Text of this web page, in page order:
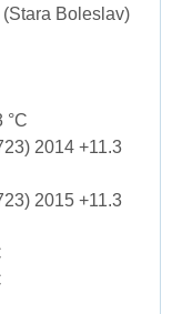
Boleslav)
°C
2014 +11.3
2015 +11.3